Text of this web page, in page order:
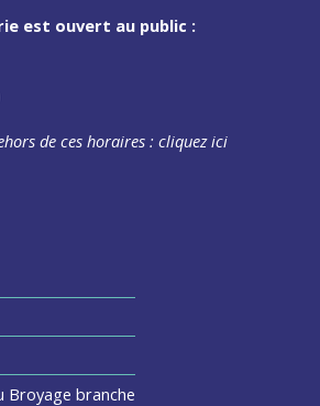
est ouvert au public :
de ces horaires :cliquez ici
Broyage branche